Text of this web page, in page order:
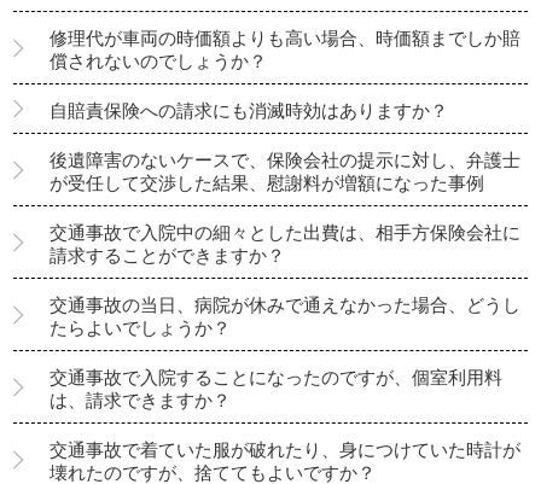
修理代が車両の時価額よりも高い場合、時価額までしか賠
償されないのでしょうか？
自賠責保険への請求にも消滅時効はありますか？
後遺障害のないケースで、保険会社の提示に対し、弁護士
が受任して交渉した結果、慰謝料が増額になった事例
交通事故で入院中の細々とした出費は、相手方保険会社に
請求することができますか？
交通事故の当日、病院が休みで通えなかった場合、どうし
たらよいでしょうか？
交通事故で入院することになったのですが、個室利用料
は、請求できますか？
交通事故で着ていた服が破れたり、身につけていた時計が
壊れたのですが、捨ててもよいですか？